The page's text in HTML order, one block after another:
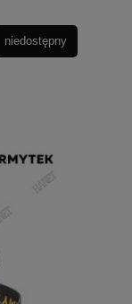
niedostępny